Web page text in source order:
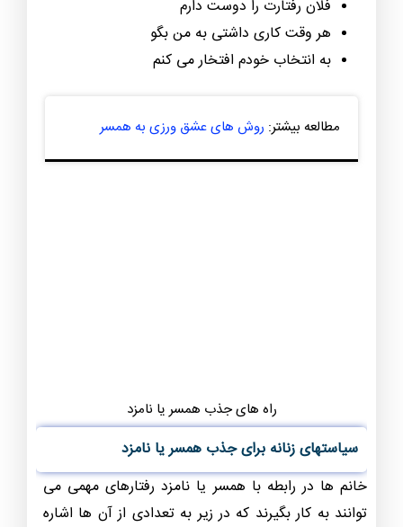
فلان رفتارت را دوست دارم
هر وقت کاری داشتی به من بگو
به انتخاب خودم افتخار می کنم
مطالعه بیشتر: روش های عشق ورزی به همسر
راه های جذب همسر یا نامزد
سیاستهای زنانه برای جذب همسر یا نامزد
خانم ها در رابطه با همسر یا نامزد رفتارهای مهمی می
توانند به کار بگیرند که در زیر به تعدادی از آن ها اشاره